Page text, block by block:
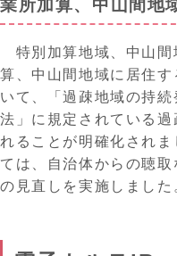
業所加算、中山間
特別加算地域、中山間
算、中山間地域に居住
いて、「過疎地域の持
法」に規定されている
れることが明確化されま
ては、自治体からの聴
の見直しを実施しました